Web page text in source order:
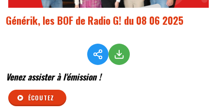
Générik, les BOF de Radio G! du 08 06 2025
Venez assister à l'émission !
ÉCOUTEZ